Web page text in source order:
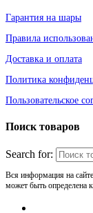
Гарантия на шары
Правила
Доставка и оплата
Политика
Пользовательское
Поиск товаров
Search for:
Вся информация на
может быть определена